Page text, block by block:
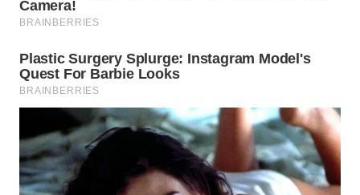
MADURA
WN
SURABAYA
WN
NATUNA
WN
BINTAN